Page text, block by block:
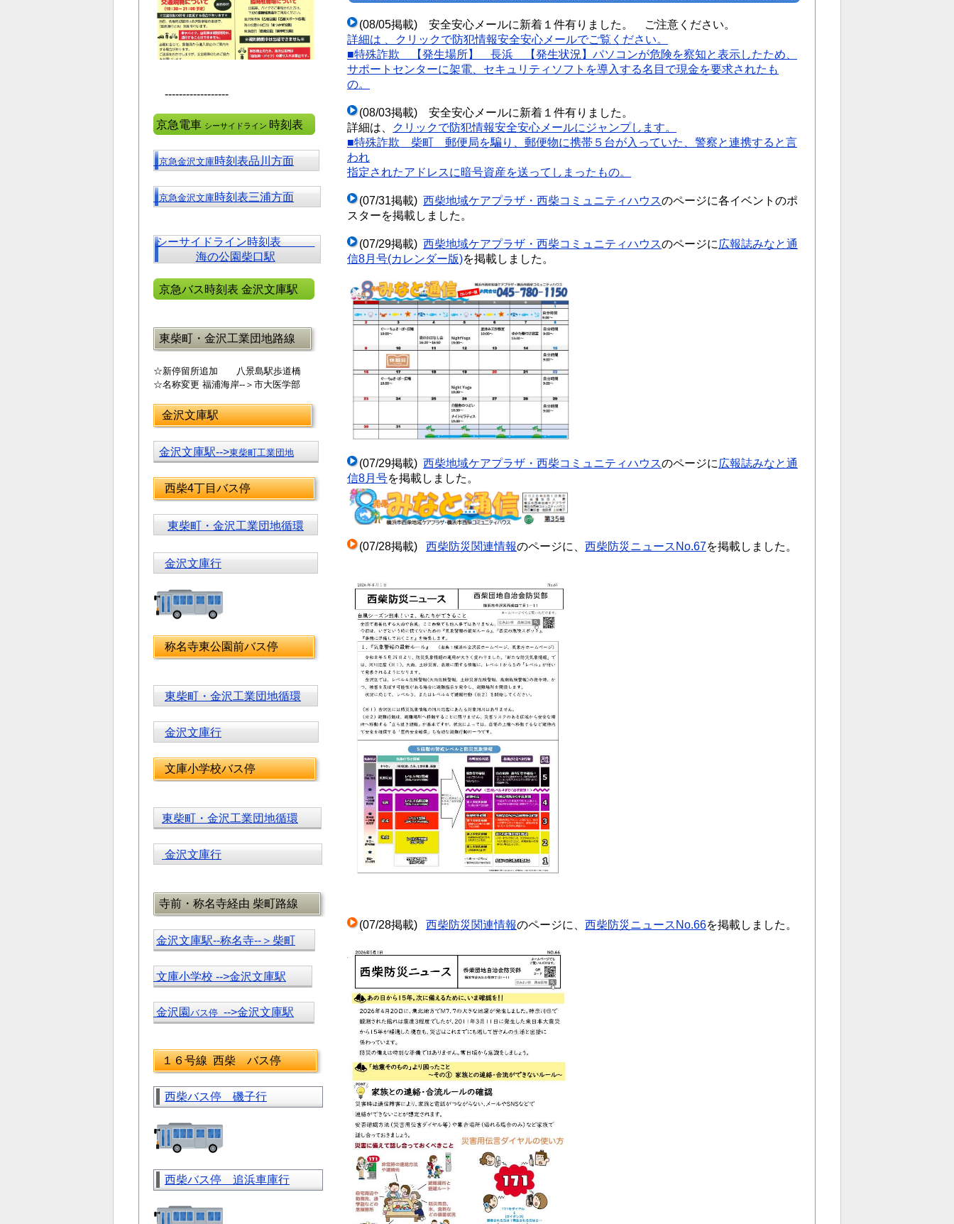
(08/05掲載) 安全安心メールに新着１件有りました。 ご注意ください。
詳細は 、クリックで防犯情報安全安心メールでご覧ください。
■特殊詐欺
【発生場所】 長浜
【発生状況】パソコンが危険を察知と表示したため、
サポートセンターに架電、セキュリティソフトを導入する名目で現金を要求されたも
の。
(08/03掲載) 安全安心メールに新着１件有りました。
詳細は、
クリックで防犯情報安全安心メールにジャンプします。
■特殊詐欺 柴町 郵便局を騙り、郵便物に携帯５台が入っていた、警察と連携すると言
われ
指定されたアドレスに暗号資産を送ってしまったもの。
(07/31掲載) 西柴地域ケアプラザ・西柴コミュニティハウスのページに各イベントのポ
スターを掲載しました。
(07/29掲載) 西柴地域ケアプラザ・西柴コミュニティハウスのページに 広報誌みなと通
信8月号(カレンダー版)を掲載しました。
(07/29掲載) 西柴地域ケアプラザ・西柴コミュニティハウスのページに 広報誌みなと通
信8月号を掲載しました。
(07/28掲載) 西柴防災関連情報のページに、 西柴防災ニュースNo.67を掲載しました。
(07/28掲載) 西柴防災関連情報のページに、 西柴防災ニュースNo.66を掲載しました。
------------------
京急電車 シーサイドライン 時刻表
京急金沢文庫時刻表品川方面
京急金沢文庫時刻表三浦方面
シーサイドライン時刻表
海の公園柴口駅
京急バス時刻表 金沢文庫駅
東柴町・金沢工業団地路線
☆新停留所追加 八景島駅歩道橋
☆名称変更 福浦海岸--＞市大医学部
金沢文庫駅
金沢文庫駅-->東柴町工業団地
西柴4丁目バス停
東柴町・金沢工業団地循環
金沢文庫行
称名寺東公園前バス停
東柴町・金沢工業団地循環
金沢文庫行
文庫小学校バス停
東柴町・金沢工業団地循環
金沢文庫行
寺前・称名寺経由 柴町路線
金沢文庫駅--称名寺--＞柴町
文庫小学校 -->金沢文庫駅
金沢園 バス停 -->金沢文庫駅
１６号線 西柴 バス停
西柴バス停 磯子行
西柴バス停 追浜車庫行